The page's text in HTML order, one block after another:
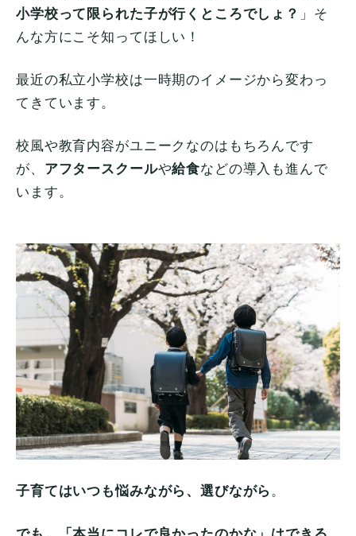
小学校って限られた子が行くところでしょ？ 」そ
んな方にこそ知ってほしい！
最近の私立小学校は一時期のイメージから変わっ
てきています。
校風や教育内容がユニークなのはもちろんです
が、 アフタースクールや給食などの導入も進んで
います。
子育てはいつも悩みながら、選びながら 。